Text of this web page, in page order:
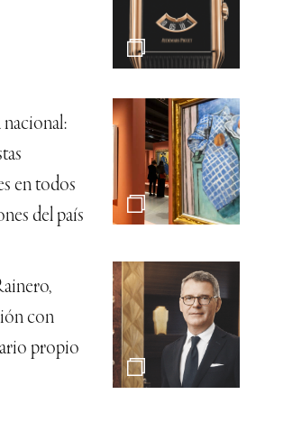
en todos
del país
con
propio